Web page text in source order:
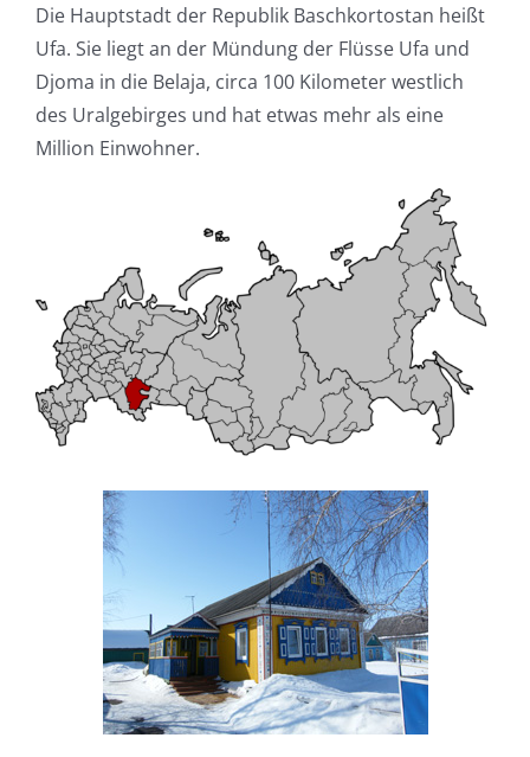
Die Hauptstadt der Republik Baschkortostan heißt
Ufa. Sie liegt an der Mündung der Flüsse Ufa und
Djoma in die Belaja, circa 100 Kilometer westlich
des Uralgebirges und hat etwas mehr als eine
Million Einwohner.